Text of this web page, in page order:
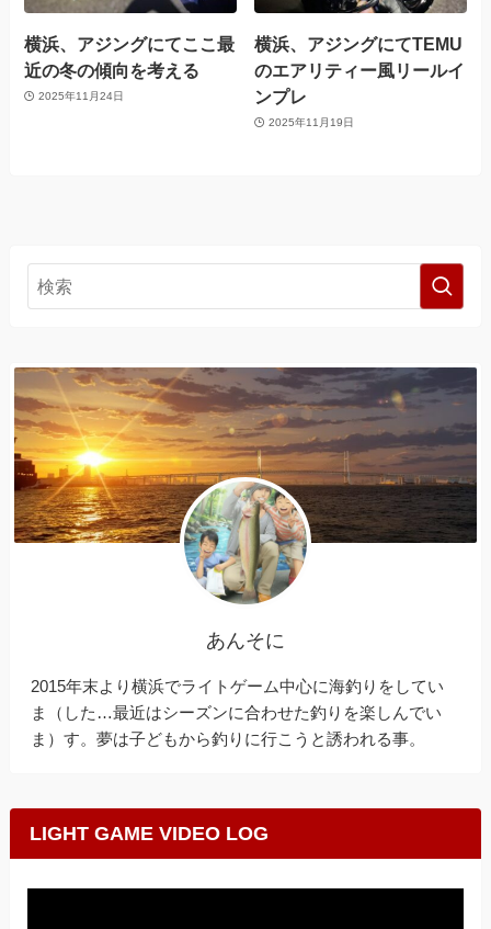
横浜、アジングにてここ最
近の冬の傾向を考える
2025年11月24日
横浜、アジングにてTEMU
のエアリティー風リールイ
ンプレ
2025年11月19日
あんそに
2015年末より横浜でライトゲーム中心に海釣りをしてい
ま（した…最近はシーズンに合わせた釣りを楽しんでい
ま）す。夢は子どもから釣りに行こうと誘われる事。
LIGHT GAME VIDEO LOG